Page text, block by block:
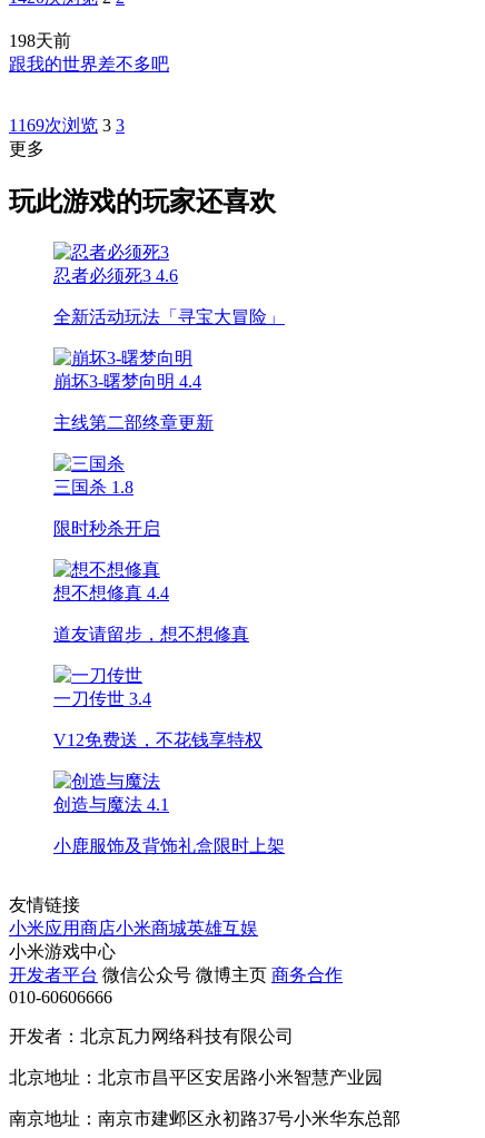
198天前
跟我的世界差不多吧
1169次浏览 3 3
更多
玩此游戏的玩家还喜欢
忍者必须死3 4.6
全新活动玩法「寻宝大冒险」
崩坏3-曙梦向明 4.4
主线第二部终章更新
三国杀 1.8
限时秒杀开启
想不想修真 4.4
道友请留步，想不想修真
一刀传世 3.4
V12免费送，不花钱享特权
创造与魔法 4.1
小鹿服饰及背饰礼盒限时上架
友情链接
小米应用商店小米商城英雄互娱
小米游戏中心
开发者平台 微信公众号 微博主页 商务合作
010-60606666
开发者：北京瓦力网络科技有限公司
北京地址：北京市昌平区安居路小米智慧产业园
南京地址：南京市建邺区永初路37号小米华东总部